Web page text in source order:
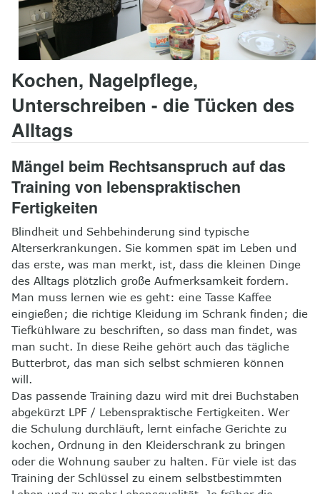
Kochen, Nagelpflege,
Unterschreiben - die Tücken des
Alltags
Mängel beim Rechtsanspruch auf das
Training von lebenspraktischen
Fertigkeiten
Blindheit und Sehbehinderung sind typische
Alterserkrankungen. Sie kommen spät im Leben und
das erste, was man merkt, ist, dass die kleinen Dinge
des Alltags plötzlich große Aufmerksamkeit fordern.
Man muss lernen wie es geht: eine Tasse Kaffee
eingießen; die richtige Kleidung im Schrank finden; die
Tiefkühlware zu beschriften, so dass man findet, was
man sucht. In diese Reihe gehört auch das tägliche
Butterbrot, das man sich selbst schmieren können
will.
Das passende Training dazu wird mit drei Buchstaben
abgekürzt LPF / Lebenspraktische Fertigkeiten. Wer
die Schulung durchläuft, lernt einfache Gerichte zu
kochen, Ordnung in den Kleiderschrank zu bringen
oder die Wohnung sauber zu halten. Für viele ist das
Training der Schlüssel zu einem selbstbestimmten